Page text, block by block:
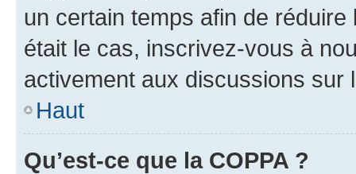
un certain temps afin de
était le cas, inscrivez-vous à
activement aux discussions sur
Haut
Qu’est-ce que la COPPA ?